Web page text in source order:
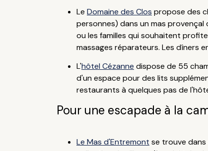
Le Domaine des Clos propose des
personnes) dans un mas provençal
ou les familles qui souhaitent
massages réparateurs. Les dîners
L'hôtel Cézanne dispose de 55
d'un espace pour des lits
restaurants à quelques pas de
Pour une escapade à la
Le Mas d'Entremont se trouve dans